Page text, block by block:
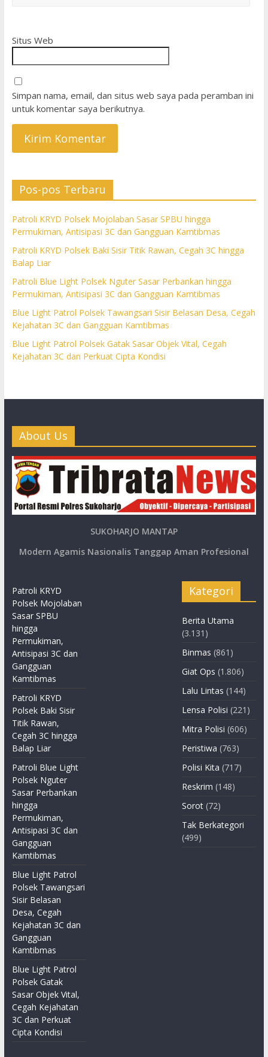
Situs Web
Simpan nama, email, dan situs web saya pada peramban ini
untuk komentar saya berikutnya.
Pos-pos Terbaru
Patroli KRYD Polsek Mojolaban Sasar SPBU hingga
Permukiman, Antisipasi 3C dan Gangguan Kamtibmas
Patroli KRYD Polsek Baki Sisir Titik Rawan, Cegah 3C hingga
Balap Liar
Patroli Blue Light Polsek Nguter Sasar Perbankan hingga
Permukiman, Antisipasi 3C dan Gangguan Kamtibmas
Blue Light Patrol Polsek Tawangsari Sisir Belasan Desa, Cegah
Kejahatan 3C dan Gangguan Kamtibmas
Blue Light Patrol Polsek Gatak Sasar Objek Vital, Cegah
Kejahatan 3C dan Perkuat Cipta Kondisi
About Us
SUKOHARJO MANTAP
Modern Agamis Nasionalis Tanggap Aman Profesional
Patroli KRYD
Polsek Mojolaban
Sasar SPBU
hingga
Permukiman,
Antisipasi 3C dan
Gangguan
Kamtibmas
Patroli KRYD
Polsek Baki Sisir
Titik Rawan,
Cegah 3C hingga
Balap Liar
Patroli Blue Light
Polsek Nguter
Sasar Perbankan
hingga
Permukiman,
Antisipasi 3C dan
Gangguan
Kamtibmas
Blue Light Patrol
Polsek Tawangsari
Sisir Belasan
Desa, Cegah
Kejahatan 3C dan
Gangguan
Kamtibmas
Blue Light Patrol
Polsek Gatak
Sasar Objek Vital,
Cegah Kejahatan
3C dan Perkuat
Cipta Kondisi
Kategori
Berita Utama
(3.131)
Binmas (861)
Giat Ops (1.806)
Lalu Lintas (144)
Lensa Polisi (221)
Mitra Polisi (606)
Peristiwa (763)
Polisi Kita (717)
Reskrim (148)
Sorot (72)
Tak Berkategori
(499)